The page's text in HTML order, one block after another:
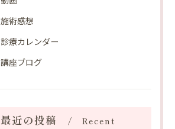
施術感想
診療カレンダー
講座ブログ
最近の投稿
Recent